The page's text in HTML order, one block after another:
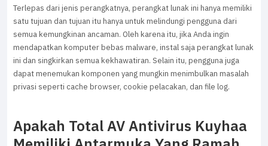
Terlepas dari jenis perangkatnya, perangkat lunak ini hanya memiliki
satu tujuan dan tujuan itu hanya untuk melindungi pengguna dari
semua kemungkinan ancaman. Oleh karena itu, jika Anda ingin
mendapatkan komputer bebas malware, instal saja perangkat lunak
ini dan singkirkan semua kekhawatiran. Selain itu, pengguna juga
dapat menemukan komponen yang mungkin menimbulkan masalah
privasi seperti cache browser, cookie pelacakan, dan file log.
Apakah Total AV Antivirus Kuyhaa